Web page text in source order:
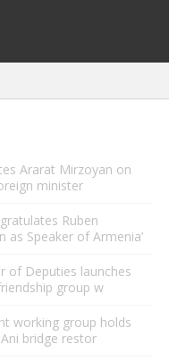
Ararat Mirzoyan on
minister
Ruben
as Speaker of Armenia’
of Deputies launches
group w
working group holds
bridge restor